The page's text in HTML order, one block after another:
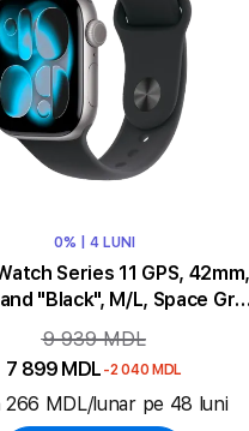
0% | 4 LUNI
Series 11 GPS, 42mm,
"Black", M/L, Space Grey
Aluminium
9 939 MDL
7 899 MDL -2 040 MDL
266 MDL/lunar pe 48 luni